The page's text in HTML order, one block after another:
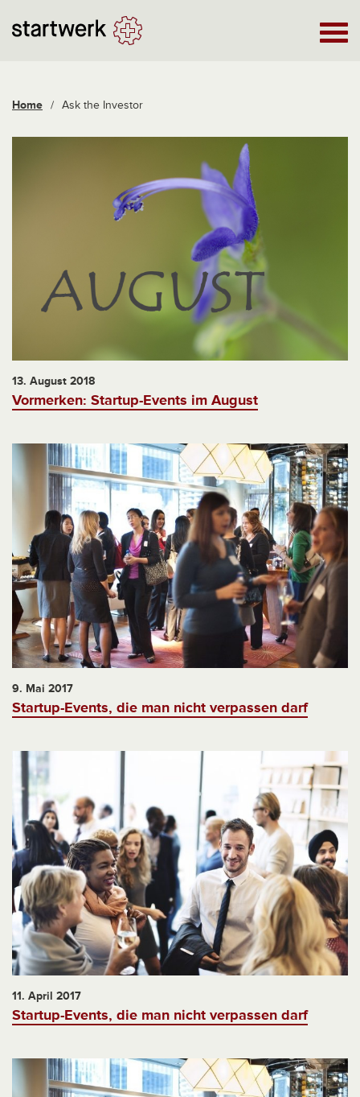
Home / Ask the Investor
13. August 2018
Vormerken: Startup-Events im August
9. Mai 2017
Startup-Events, die man nicht verpassen darf
11. April 2017
Startup-Events, die man nicht verpassen darf